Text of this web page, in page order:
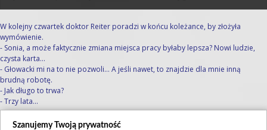
W kolejny czwartek doktor Reiter poradzi w końcu koleżance, by złożyła
wymówienie.
- Sonia, a może faktycznie zmiana miejsca pracy byłaby lepsza? Nowi ludzie,
czysta karta…
- Głowacki mi na to nie pozwoli… A jeśli nawet, to znajdzie dla mnie inną
brudną robotę.
- Jak długo to trwa?
- Trzy lata...
Tymczasem Kuba, jako szef stacji, też postanowi z Sonią otwarcie
Szanujemy Twoją prywatność